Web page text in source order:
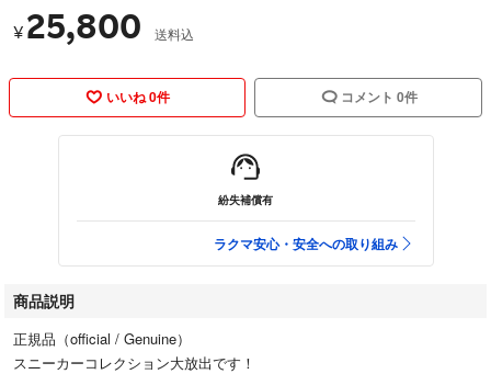
¥ 25,800 送料込
いいね 0件 コメント 0件
紛失補償有
ラクマ安心・安全への取り組み
商品説明
正規品（official / Genuine）
スニーカーコレクション大放出です！